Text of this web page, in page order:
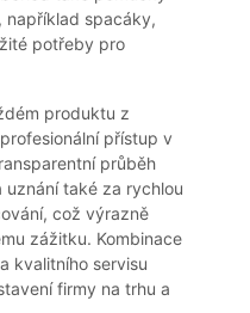
například spacáky,
potřeby pro
produktu z
přístup v
průběh
také za rychlou
což výrazně
zážitku. Kombinace
kvalitního servisu
firmy na trhu a